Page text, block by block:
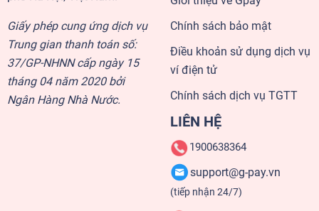
Giấy phép cung ứng dịch vụ
Trung gian thanh toán số:
37/GP-NHNN cấp ngày 15
tháng 04 năm 2020 bởi
Ngân Hàng Nhà Nước.
Chính sách bảo mật
Điều khoản sử dụng dịch vụ
ví điện tử
Chính sách dịch vụ TGTT
LIÊN HỆ
1900638364
support@g-pay.vn
(tiếp nhận 24/7)